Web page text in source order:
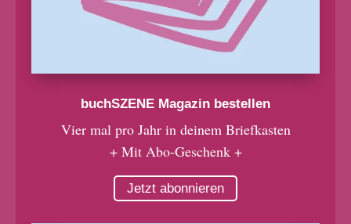
buchSZENE Magazin bestellen
Vier mal pro Jahr in deinem Briefkasten
+ Mit Abo-Geschenk +
Jetzt abonnieren